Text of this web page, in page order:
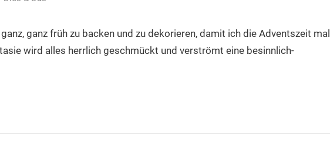
ganz früh zu backen und zu dekorieren, damit ich die Adventszeit mal
wird alles herrlich geschmückt und verströmt eine besinnlich-